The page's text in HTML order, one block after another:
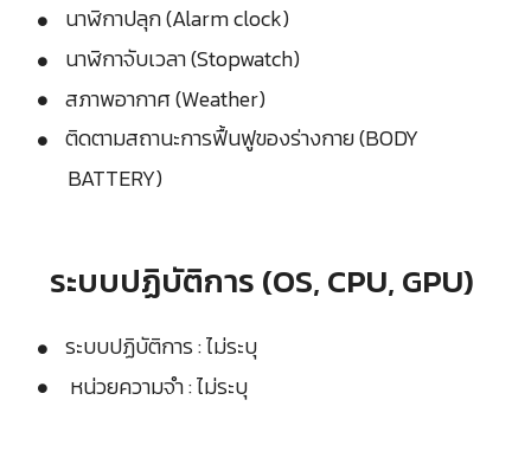
นาฬิกาปลุก (Alarm clock)
นาฬิกาจับเวลา (Stopwatch)
สภาพอากาศ (Weather)
ติดตามสถานะการฟื้นฟูของร่างกาย (BODY
BATTERY)
ระบบปฏิบัติการ (OS, CPU, GPU)
ระบบปฏิบัติการ : ไม่ระบุ
หน่วยความจำ : ไม่ระบุ